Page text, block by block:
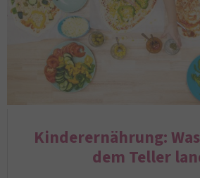
Kinderernährung:
dem Teller